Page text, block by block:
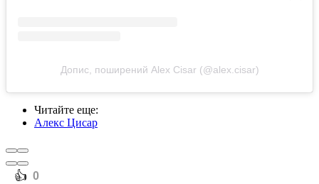
Допис, поширений Alex Cisar (@alex.cisar)
Читайте еще:
Алекс Цисар
️👍 0